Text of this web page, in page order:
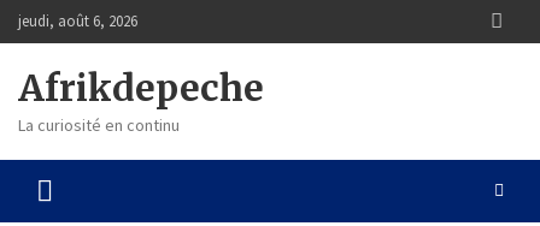
Skip
to
jeudi, août 6, 2026
Afrikdepeche
La curiosité en continu